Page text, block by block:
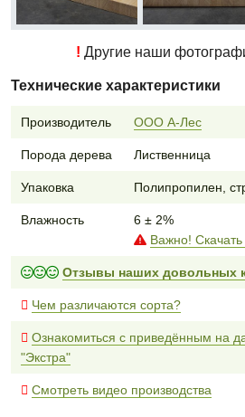
! Другие наши
Технические характеристики
Производитель ООО А-Лес
Порода дерева Лиственница
Упаковка Полипропилен,
Влажность
6 ± 2%
Важно!
Отзывы наших довольных
Чем различаются сорта?
Ознакомиться с приведённым на
"Экстра"
Смотреть видео производства